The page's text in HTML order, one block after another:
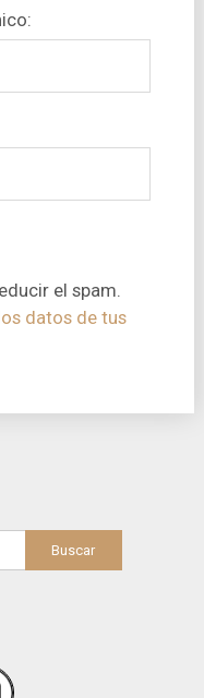
el spam.
datos de tus